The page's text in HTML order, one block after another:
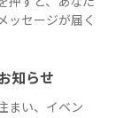
ッセージが届く
知らせ
まい、イベン